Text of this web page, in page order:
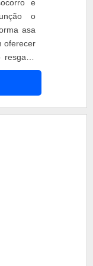
e
o
asa
oferecer
isso, ao
é